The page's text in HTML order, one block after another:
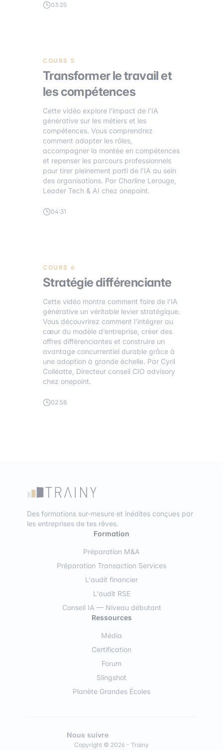
03:25
COURS 5
Transformer le travail et
les compétences
Cette vidéo explore l’impact de l’IA
générative sur les métiers et les
compétences. Vous comprendrez
comment adapter les rôles,
accompagner la montée en compétences
et repenser les parcours professionnels
pour tirer pleinement parti de l’IA au sein
des organisations. Par Charline Lerouge,
Leader Tech & AI chez onepoint.
04:31
COURS 6
Stratégie différenciante
Cette vidéo montre comment faire de l’IA
générative un véritable levier stratégique.
Vous découvrirez comment l’intégrer au
cœur du modèle d’entreprise, créer des
offres différenciantes et construire un
avantage concurrentiel durable grâce à
une adoption à grande échelle. Par Cyril
Colléatte, Directeur conseil CIO advisory
chez onepoint.
02:58
Des formations sur-mesure et inédites conçues par
les entreprises de tes rêves.
Formation
Préparation M&A
Préparation Transaction Services
L'audit financier
L'audit RSE
Conseil IA — Niveau débutant
Ressources
Média
Certification
Forum
Slingshot
Planète Grandes Écoles
Copyright © 2026 - Trainy
Nous suivre